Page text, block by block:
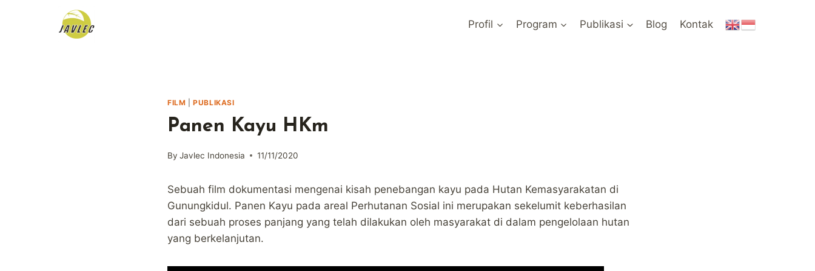
Profil Program Publikasi Blog Kontak
FILM |PUBLIKASI
Panen Kayu HKm
By Javlec Indonesia 11/11/2020
Sebuah film dokumentasi mengenai kisah penebangan kayu pada Hutan Kemasyarakatan di
Gunungkidul. Panen Kayu pada areal Perhutanan Sosial ini merupakan sekelumit keberhasilan
dari sebuah proses panjang yang telah dilakukan oleh masyarakat di dalam pengelolaan hutan
yang berkelanjutan.